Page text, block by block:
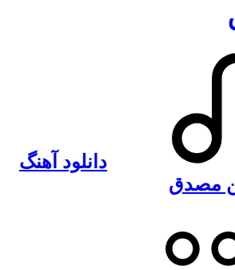
دانلود آهنگ
مصدق